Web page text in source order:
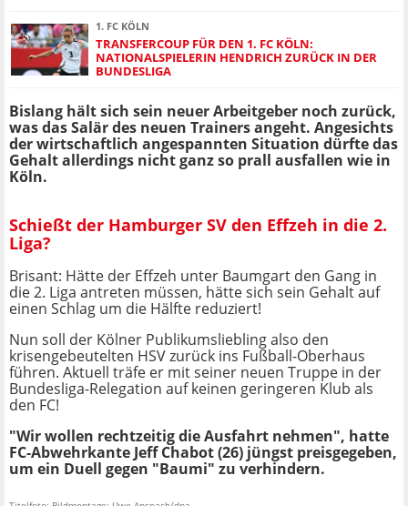
1. FC KÖLN
TRANSFERCOUP FÜR DEN 1. FC KÖLN:
NATIONALSPIELERIN HENDRICH ZURÜCK IN DER
BUNDESLIGA
Bislang hält sich sein neuer Arbeitgeber noch zurück,
was das Salär des neuen Trainers angeht. Angesichts
der wirtschaftlich angespannten Situation dürfte das
Gehalt allerdings nicht ganz so prall ausfallen wie in
Köln.
Schießt der Hamburger SV den Effzeh in die 2.
Liga?
Brisant: Hätte der Effzeh unter Baumgart den Gang in
die 2. Liga antreten müssen, hätte sich sein Gehalt auf
einen Schlag um die Hälfte reduziert!
Nun soll der Kölner Publikumsliebling also den
krisengebeutelten HSV zurück ins Fußball-Oberhaus
führen. Aktuell träfe er mit seiner neuen Truppe in der
Bundesliga-Relegation auf keinen geringeren Klub als
den FC!
"Wir wollen rechtzeitig die Ausfahrt nehmen", hatte
FC-Abwehrkante Jeff Chabot (26) jüngst preisgegeben,
um ein Duell gegen "Baumi" zu verhindern.